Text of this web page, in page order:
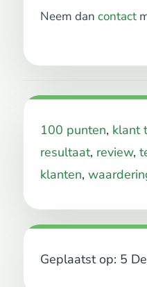
Neem dan contact
100 punten, klant
resultaat, review,
klanten,
Geplaatst op: 5